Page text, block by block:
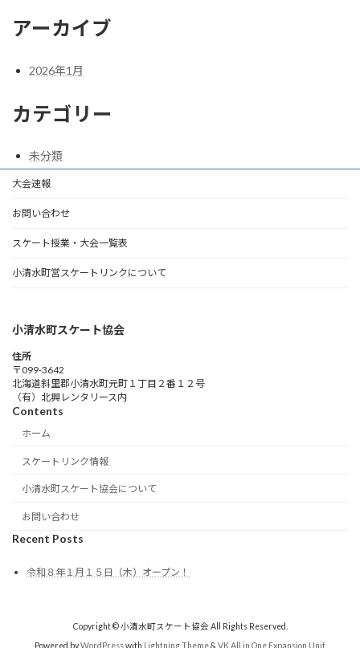
アーカイブ
2026年1月
カテゴリー
未分類
大会速報
お問い合わせ
スケート授業・大会一覧表
小清水町営スケートリンクについて
小清水町スケート協会
住所
〒099-3642
北海道斜里郡小清水町元町１丁目２番１２号
（有）北興レンタリース内
Contents
ホーム
スケートリンク情報
小清水町スケート協会について
お問い合わせ
Recent Posts
令和８年１月１５日（木）オープン！
Copyright © 小清水町スケート協会 All Rights Reserved.
Powered byWordPresswith Lightning Theme& VK All in One Expansion Unit